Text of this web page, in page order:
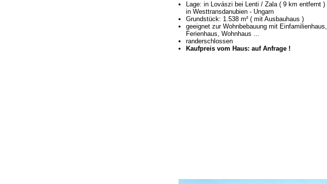
Lage: in Lovászi bei Lenti / Zala ( 9 km entfernt )
in Westtransdanubien - Ungarn
Grundstück: 1.538 m² ( mit Ausbauhaus )
geeignet zur Wohnbebauung mit Einfamilienhaus,
Ferienhaus, Wohnhaus ...
randerschlossen
Kaufpreis vom Haus: auf Anfrage !